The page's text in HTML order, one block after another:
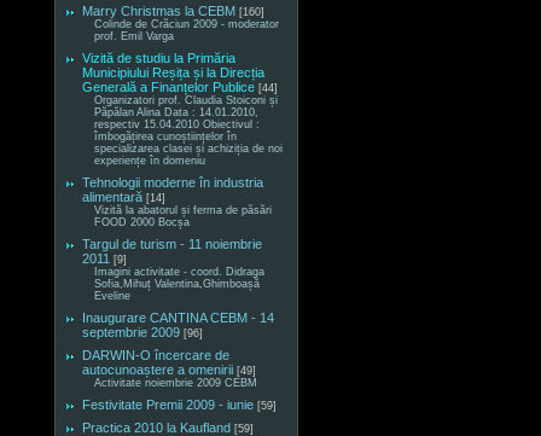
Marry Christmas la CEBM [160]
Colinde de Crăciun 2009 - moderator
prof. Emil Varga
Vizită de studiu la Primăria
Municipiului Reșița și la Direcția
Generală a Finanțelor Publice [44]
Organizatori prof. Claudia Stoiconi și
Păpălan Alina Data : 14.01.2010,
respectiv 15.04.2010 Obiectivul :
îmbogățirea cunoștiințelor în
specializarea clasei și achiziția de noi
experiențe în domeniu
Tehnologii moderne în industria
alimentară [14]
Vizită la abatorul și ferma de păsări
FOOD 2000 Bocșa
Targul de turism - 11 noiembrie
2011 [9]
Imagini activitate - coord. Didraga
Sofia,Mihuț Valentina,Ghimboașă
Eveline
Inaugurare CANTINA CEBM - 14
septembrie 2009 [96]
DARWIN-O încercare de
autocunoaștere a omenirii [49]
Activitate noiembrie 2009 CEBM
Festivitate Premii 2009 - iunie [59]
Practica 2010 la Kaufland [59]